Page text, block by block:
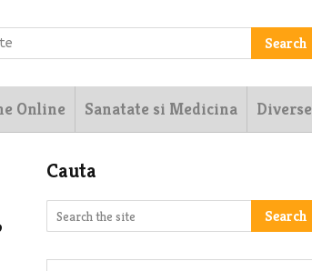
Search
Online Sanatate si Medicina Diverse
Cauta
Search